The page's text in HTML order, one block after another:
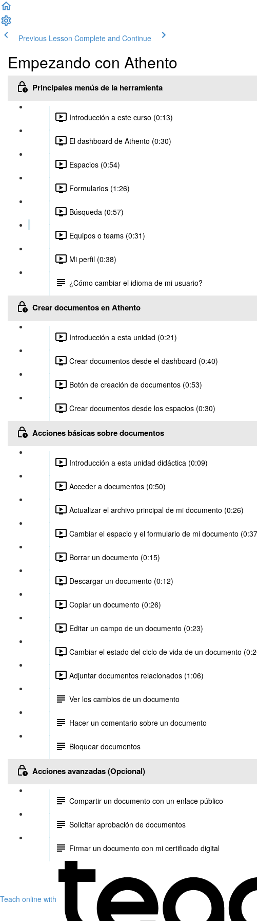
Previous Lesson Complete and Continue
Empezando con Athento
Principales menús de la herramienta
Introducción a este curso (0:13)
El dashboard de Athento (0:30)
Espacios (0:54)
Formularios (1:26)
Búsqueda (0:57)
Equipos o teams (0:31)
Mi perfil (0:38)
¿Cómo cambiar el idioma de mi usuario?
Crear documentos en Athento
Introducción a esta unidad (0:21)
Crear documentos desde el dashboard (0:40)
Botón de creación de documentos (0:53)
Crear documentos desde los espacios (0:30)
Acciones básicas sobre documentos
Introducción a esta unidad didáctica (0:09)
Acceder a documentos (0:50)
Actualizar el archivo principal de mi documento (0:26)
Cambiar el espacio y el formulario de mi documento
Borrar un documento (0:15)
Descargar un documento (0:12)
Copiar un documento (0:26)
Editar un campo de un documento (0:23)
Cambiar el estado del ciclo de vida de un documento
Adjuntar documentos relacionados (1:06)
Ver los cambios de un documento
Hacer un comentario sobre un documento
Bloquear documentos
Acciones avanzadas (Opcional)
Compartir un documento con un enlace público
Solicitar aprobación de documentos
Firmar un documento con mi certificado digital
Teach online with